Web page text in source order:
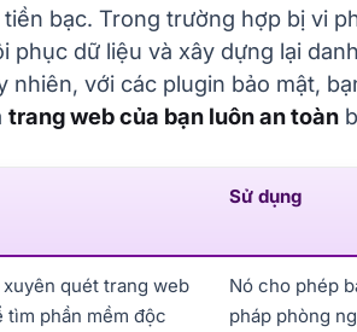
bạc. Trong trường hợp bị vi
phục dữ liệu và xây dựng lại
nhiên, với các plugin bảo mật,
trang web của bạn luôn an toàn
Sử dụng
quét trang web
tìm phần mềm độc
Nó cho phép
pháp phòng